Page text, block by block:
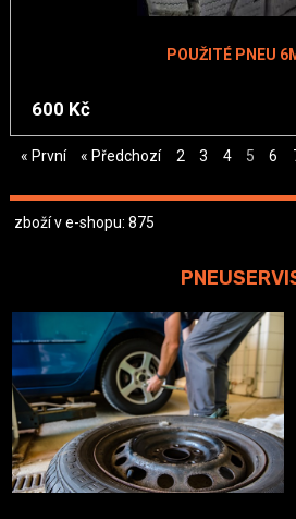
POUŽITÉ PNEU
600 Kč
« První « Předchozí 2 3 4 5 6
zboží v e-shopu: 875